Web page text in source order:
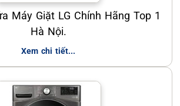
Máy Giặt LG Chính Hãng Top 1
Hà Nội.
Xem chi tiết...